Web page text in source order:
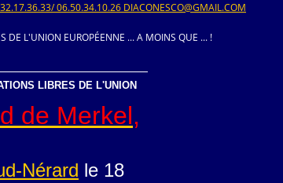
06.50.34.10.26 DIACONESCO@GMAIL.COM
DE L'UNION EUROPÉENNE ... A MOINS QUE ... !
LIBRES DE L'UNION
de Merkel,
Nérard le 18